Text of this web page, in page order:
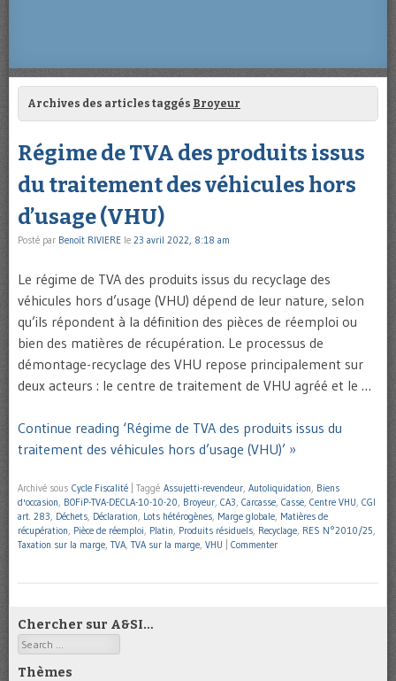
Archives des articles taggés Broyeur
Régime de TVA des produits issus
du traitement des véhicules hors
d’usage (VHU)
Posté par Benoît RIVIERE le 23 avril 2022, 8:18 am
Le régime de TVA des produits issus du recyclage des
véhicules hors d’usage (VHU) dépend de leur nature, selon
qu’ils répondent à la définition des pièces de réemploi ou
bien des matières de récupération. Le processus de
démontage-recyclage des VHU repose principalement sur
deux acteurs : le centre de traitement de VHU agréé et le …
Continue reading ‘Régime de TVA des produits issus du
traitement des véhicules hors d’usage (VHU)’ »
Archivé sous Cycle Fiscalité Taggé Assujetti-revendeur, Autoliquidation, Biens
d'occasion, BOFiP-TVA-DECLA-10-10-20, Broyeur, CA3, Carcasse, Casse, Centre VHU, CGI
art. 283, Déchets, Déclaration, Lots hétérogènes, Marge globale, Matières de
récupération, Pièce de réemploi, Platin, Produits résiduels, Recyclage, RES N°2010/25,
Taxation sur la marge, TVA, TVA sur la marge, VHU Commenter
Chercher sur A&SI…
Search
Thèmes